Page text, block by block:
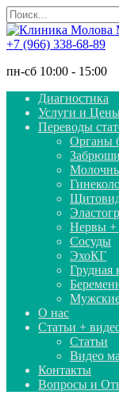
Перейти
к
содержанию
Search
for:
+7 (966) 338-68-89
пн-сб 10:00 - 15:00
Диагностика
Услуги и
Переводы
Органы
Нервы +
Сосуды
ЭхоКГ
Грудная
О нас
Статьи +
Статьи
Видео
Контакты
Вопросы и